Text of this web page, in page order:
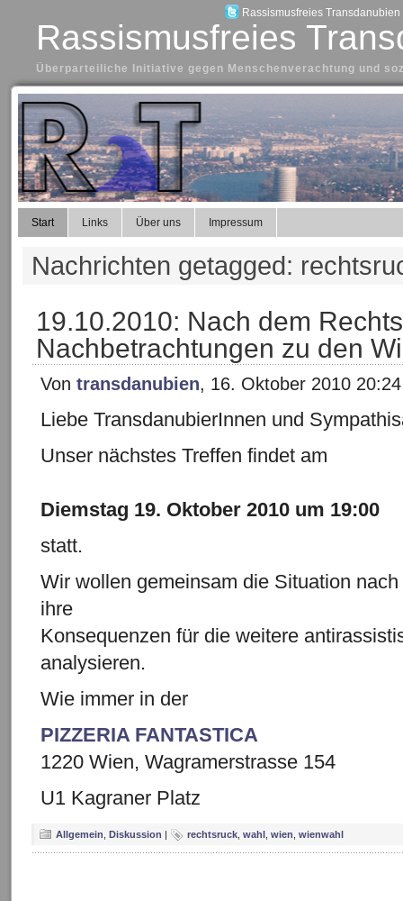
Rassismusfreies Transdanubien
Rassismusfreies
Überparteiliche Initiative gegen Menschenverachtung und
Start Links Über uns Impressum
Nachrichten getagged:
19.10.2010: Nach dem
Nachbetrachtungen zu den
Von transdanubien, 16. Oktober 2010 20:24
Liebe TransdanubierInnen und
Unser nächstes Treffen findet am
Diemstag 19. Oktober 2010 um 19:00
statt.
Wir wollen gemeinsam die Situation
ihre
Konsequenzen für die weitere
analysieren.
Wie immer in der
PIZZERIA FANTASTICA
1220 Wien, Wagramerstrasse 154
U1 Kagraner Platz
Allgemein Diskussion | rechtsruck wahl wien wienwahl